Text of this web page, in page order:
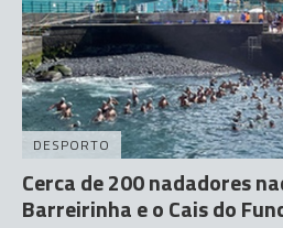
DESPORTO
Cerca de 200 nadadores
Barreirinha e o Cais do